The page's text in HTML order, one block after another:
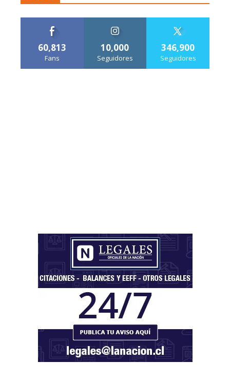
60,813
Fans
10,000
Seguidores
346,900
Seguidores